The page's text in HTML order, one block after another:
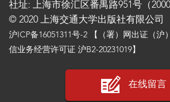
社址: 上海市徐汇区番禺路951号（
© 2020 上海交通大学出版社有限公司
沪ICP备16051311号-2 【（署）网出证（沪
信业务经营许可证 沪B2-20231019】
在线留言